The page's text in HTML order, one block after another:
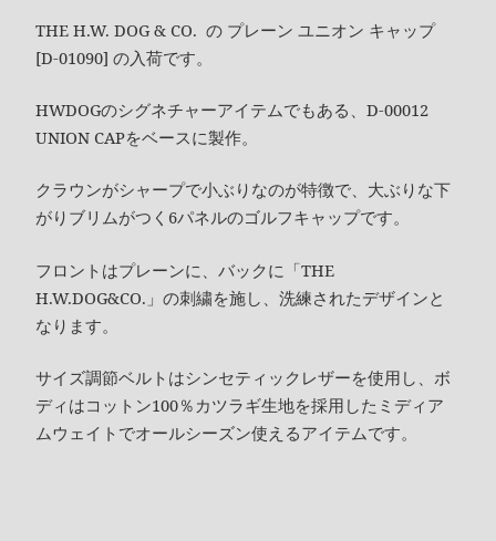
THE H.W. DOG & CO. の プレーン ユニオン キャップ
[D-01090] の入荷です。
HWDOGのシグネチャーアイテムでもある、D-00012
UNION CAPをベースに製作。
クラウンがシャープで小ぶりなのが特徴で、大ぶりな下
がりブリムがつく6パネルのゴルフキャップです。
フロントはプレーンに、バックに「THE
H.W.DOG&CO.」の刺繍を施し、洗練されたデザインと
なります。
サイズ調節ベルトはシンセティックレザーを使用し、ボ
ディはコットン100％カツラギ生地を採用したミディア
ムウェイトでオールシーズン使えるアイテムです。